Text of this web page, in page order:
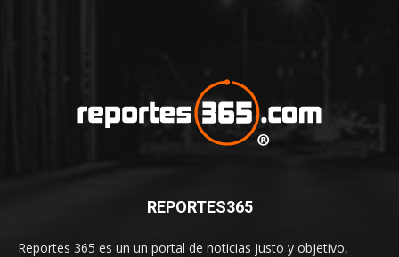
REPORTES365
Reportes 365 es un un portal de noticias justo y objetivo,